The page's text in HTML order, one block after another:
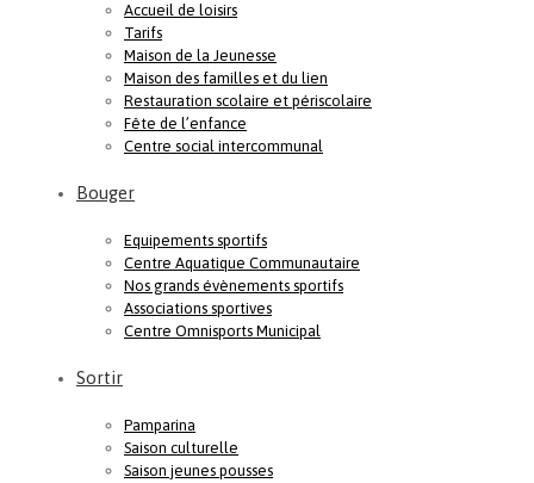
Accueil de loisirs
Tarifs
Maison de la Jeunesse
Maison des familles et du lien
Restauration scolaire et périscolaire
Fête de l’enfance
Centre social intercommunal
Bouger
Equipements sportifs
Centre Aquatique Communautaire
Nos grands évènements sportifs
Associations sportives
Centre Omnisports Municipal
Sortir
Pamparina
Saison culturelle
Saison jeunes pousses